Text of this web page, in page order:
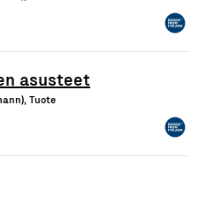
asusteet
Tuote